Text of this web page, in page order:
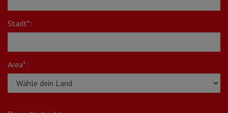
Stadt*:
Area*: